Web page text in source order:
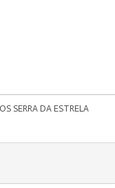
SERRA DA ESTRELA